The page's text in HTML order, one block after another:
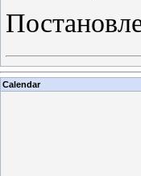
Calendar